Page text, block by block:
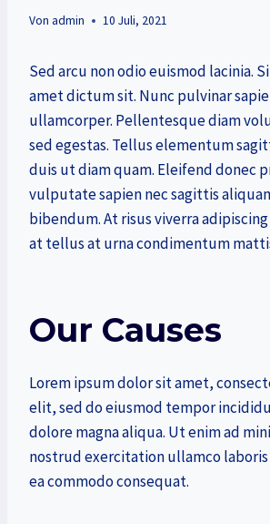
Von admin 10 Juli, 2021
Sed arcu non odio euismod lacinia.
amet dictum sit. Nunc pulvinar
ullamcorper. Pellentesque diam
sed egestas. Tellus elementum
duis ut diam quam. Eleifend donec
vulputate sapien nec sagittis
bibendum. At risus viverra
at tellus at urna condimentum
Our Causes
Lorem ipsum dolor sit amet,
elit, sed do eiusmod tempor
dolore magna aliqua. Ut enim ad
nostrud exercitation ullamco
ea commodo consequat.